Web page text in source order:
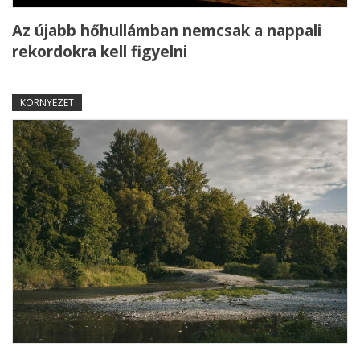
Az újabb hőhullámban nemcsak a nappali
rekordokra kell figyelni
KÖRNYEZET